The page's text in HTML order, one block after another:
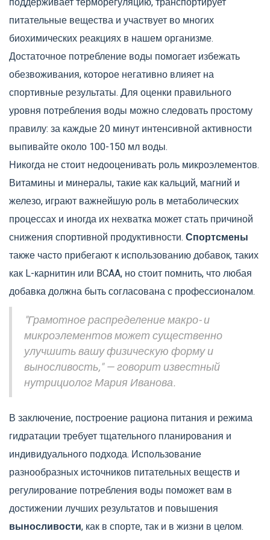
питательные вещества и участвует во многих
биохимических реакциях в нашем организме.
Достаточное потребление воды помогает избежать
обезвоживания, которое негативно влияет на
спортивные результаты. Для оценки правильного
уровня потребления воды можно следовать простому
правилу: за каждые 20 минут интенсивной активности
выпивайте около 100-150 мл воды.
Никогда не стоит недооценивать роль микроэлементов.
Витамины и минералы, такие как кальций, магний и
железо, играют важнейшую роль в метаболических
процессах и иногда их нехватка может стать причиной
снижения спортивной продуктивности. Спортсмены
также часто прибегают к использованию добавок, таких
как L-карнитин или BCAA, но стоит помнить, что любая
добавка должна быть согласована с профессионалом.
"Грамотное распределение макро- и
микроэлементов может существенно
улучшить вашу физическую форму и
выносливость," — говорит известный
нутрициолог Мария Иванова.
В заключение, построение рациона питания и режима
гидратации требует тщательного планирования и
индивидуального подхода. Использование
разнообразных источников питательных веществ и
регулирование потребления воды поможет вам в
достижении лучших результатов и повышения
выносливости, как в спорте, так и в жизни в целом.